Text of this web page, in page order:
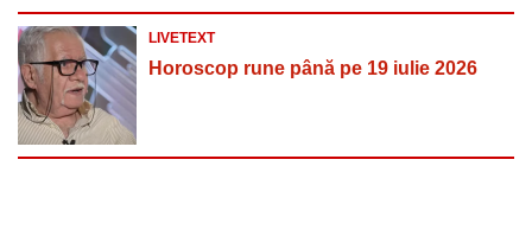
LIVETEXT
Horoscop rune până pe 19 iulie 2026